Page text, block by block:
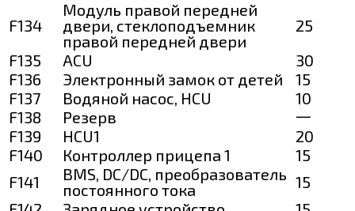
F134
Модуль правой передней
двери, стеклоподъемник
правой передней двери
25
F135
ACU
30
F136
Электронный замок от детей
15
F137
Водяной насос, HCU
10
F138
Резерв
一
F139
HCU1
20
F140
Контроллер прицепа 1
15
F141
BMS, DC/DC, преобразователь
постоянного тока
15